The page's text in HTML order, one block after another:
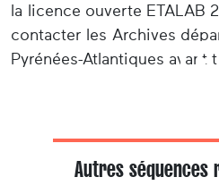
la licence ouverte ETALAB
contacter les Archives
Pyrénées-Atlantiques avant
Autres séquences